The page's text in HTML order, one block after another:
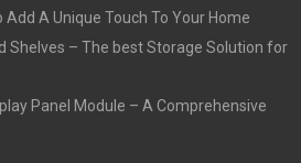
A Unique Touch To Your Home
Shelves – The best Storage Solution for
Panel Module – A Comprehensive